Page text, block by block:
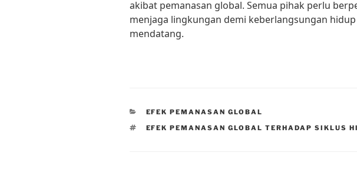
akibat pemanasan global. Semua pihak perlu
menjaga lingkungan demi keberlangsungan
mendatang.
CATEGORIES
EFEK PEMANASAN GLOBAL
TAGS
EFEK PEMANASAN GLOBAL TERHADAP SIKLUS